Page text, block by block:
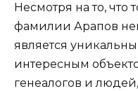
Несмотря на то,
фамилии Арапов
является
интересным
генеалогов и